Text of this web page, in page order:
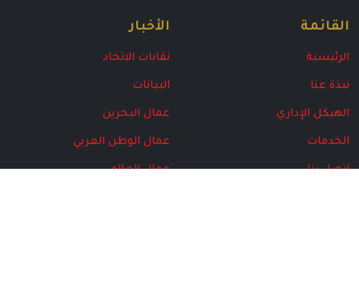
القائمة
الرئيسية
نبذة عنا
الهيكل الإداري
الخدمات
اتصل بنا
الأخبار
نقابات الاتحاد
البيانات
عمال البحرين
عمال الوطن العربي
عمال العالم